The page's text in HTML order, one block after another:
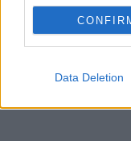
Data Deletion